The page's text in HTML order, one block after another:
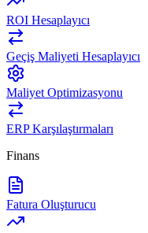
ROI Hesaplayıcı
Geçiş Maliyeti Hesaplayıcı
Maliyet Optimizasyonu
ERP Karşılaştırmaları
Finans
Fatura Oluşturucu